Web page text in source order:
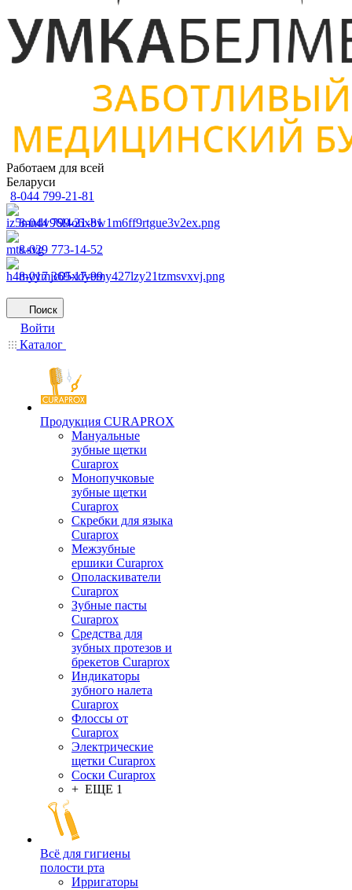
Работаем для всей
Беларуси
8-044 799-21-81
8-044 799-21-81
8-029 773-14-52
8-017 369-17-99
Поиск
Войти
Каталог
Продукция CURAPROX
Мануальные
зубные щетки
Curaprox
Монопучковые
зубные щетки
Curaprox
Скребки для языка
Curaprox
Межзубные
ершики Curaprox
Ополаскиватели
Curaprox
Зубные пасты
Curaprox
Средства для
зубных протезов и
брекетов Curaprox
Индикаторы
зубного налета
Curaprox
Флоссы от
Curaprox
Электрические
щетки Curaprox
Соски Curaprox
+ ЕЩЕ 1
Всё для гигиены
полости рта
Ирригаторы